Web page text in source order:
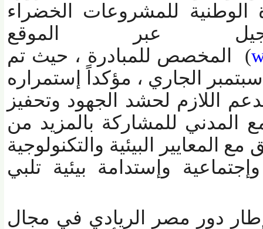
للمشروعات الخضراء
عبر الموقع
المخصص للمبادرة ، حيث تم
التقدم حتي 18 سبتمبر الجاري ، مؤكداً إستمراره
اللازم لحشد الجهود وتحفيز
للمشاركة بالمزيد من
البيئيةوالتكنولوجية
وإستدامة بيئية تلبي
دور مصر الريادي في مجال